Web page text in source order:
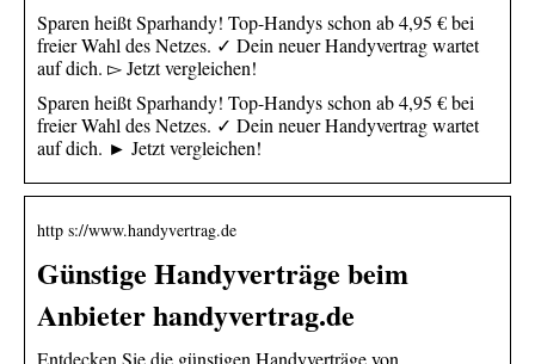
Sparen heißt Sparhandy! Top-Handys schon ab 4,95 € bei
freier Wahl des Netzes. ✓ Dein neuer Handyvertrag wartet
auf dich. ▻ Jetzt vergleichen!
Sparen heißt Sparhandy! Top-Handys schon ab 4,95 € bei
freier Wahl des Netzes. ✓ Dein neuer Handyvertrag wartet
auf dich. ► Jetzt vergleichen!
http s://www.handyvertrag.de
Günstige Handyverträge beim
Anbieter handyvertrag.de
Entdecken Sie die günstigen Handyverträge von